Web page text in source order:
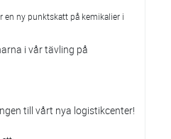
en ny punktskatt på kemikalier i
i vår tävling på
till vårt nya logistikcenter!